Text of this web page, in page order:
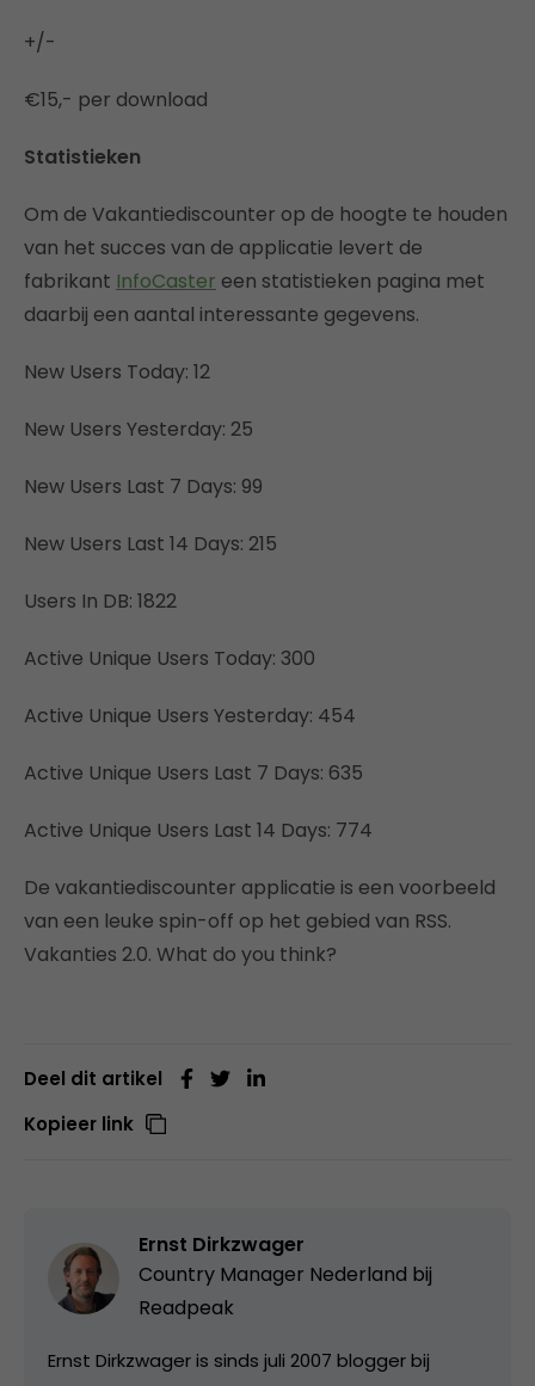
+/-
€15,- per download
Statistieken
Om de Vakantiediscounter op de hoogte te houden
van het succes van de applicatie levert de
fabrikant InfoCaster een statistieken pagina met
daarbij een aantal interessante gegevens.
New Users Today: 12
New Users Yesterday: 25
New Users Last 7 Days: 99
New Users Last 14 Days: 215
Users In DB: 1822
Active Unique Users Today: 300
Active Unique Users Yesterday: 454
Active Unique Users Last 7 Days: 635
Active Unique Users Last 14 Days: 774
De vakantiediscounter applicatie is een voorbeeld
van een leuke spin-off op het gebied van RSS.
Vakanties 2.0. What do you think?
Deel dit artikel
Kopieer link
Ernst Dirkzwager
Country Manager Nederland bij
Readpeak
Ernst Dirkzwager is sinds juli 2007 blogger bij